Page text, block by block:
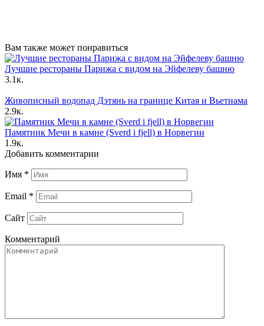
Вам также может понравиться
Лучшие рестораны Парижа с видом на Эйфелеву башню
3.1к.
Живописный водопад Дэтянь на границе Китая и Вьетнама
2.9к.
Памятник Мечи в камне (Sverd i fjell) в Норвегии
1.9к.
Добавить комментарии
Имя *
Email *
Сайт
Комментарий